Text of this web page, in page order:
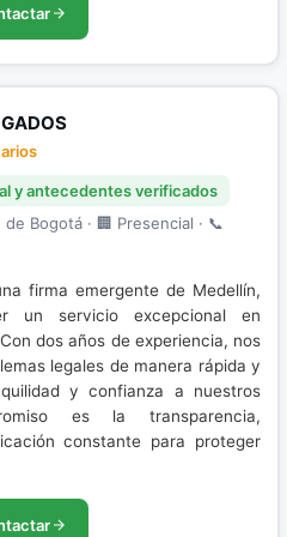
y antecedentes verificados
Bogotá · 🏢 Presencial · 📞
firma emergente de Medellín,
un servicio excepcional en
dos años de experiencia, nos
legales de manera rápida y
y confianza a nuestros
es la transparencia,
constante para proteger